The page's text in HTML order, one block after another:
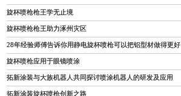
旋杯喷枪枪王学无止境
旋杯喷枪枪王助力涿州灾区
28年经验师傅告诉你用静电旋杯喷枪可以把铝型材做得更好
旋杯喷枪应用于眼镜喷涂
拓新涂装与大族机器人共同探讨喷涂机器人的研发及应用
拓新涂装旋杯喷枪创新之路